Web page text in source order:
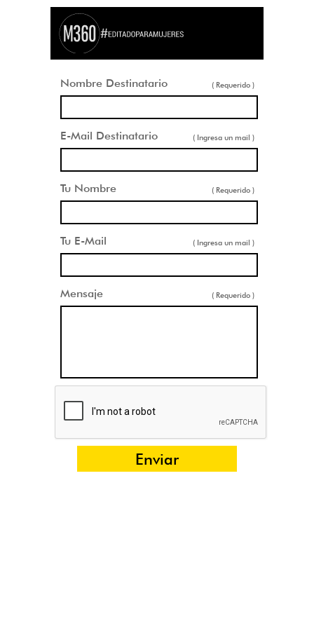
Nombre Destinatario ( Requerido )
E-Mail Destinatario ( Ingresa un mail )
Tu Nombre ( Requerido )
Tu E-Mail ( Ingresa un mail )
Mensaje ( Requerido )